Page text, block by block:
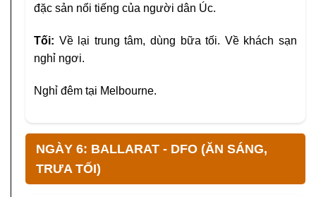
đặc sản nổi tiếng của người dân Úc.
Tối: Về lại trung tâm, dùng bữa tối. Về khách sạn
nghỉ ngơi.
Nghỉ đêm tại Melbourne.
NGÀY 6: BALLARAT - DFO (ĂN SÁNG,
TRƯA TỐI)